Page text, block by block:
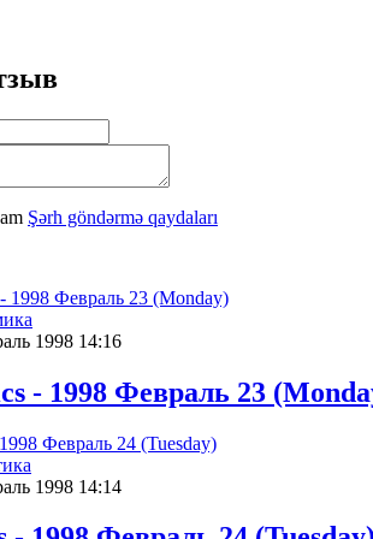
Şərh göndərmə qaydaları
1998 14:16
- 1998 Февраль 23
1998 14:14